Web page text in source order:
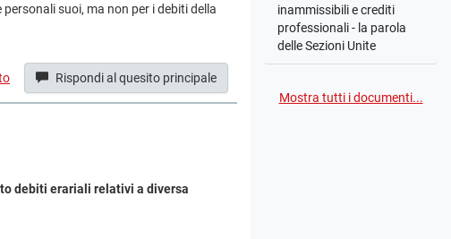
suoi, ma non per i debiti della
Rispondi al quesito principale
debiti erariali relativi a diversa
inammissibili e crediti
professionali - la parola
delle Sezioni Unite
Mostra tutti i documenti...